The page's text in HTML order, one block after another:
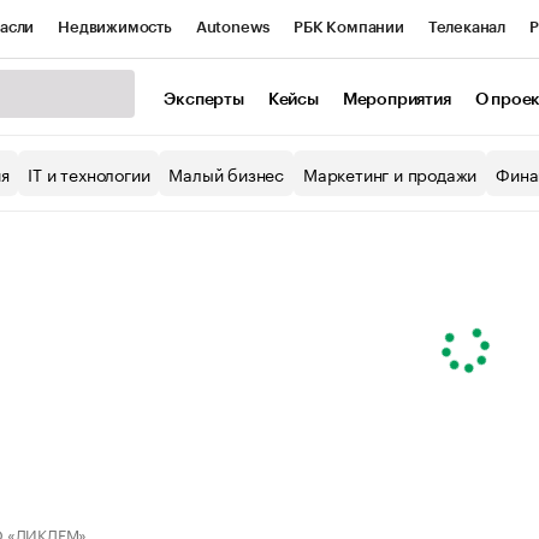
Недвижимость Autonews РБК Компании Телеканал
Экономика Бизнес
Эксперты Кейсы Мероприятия О
IT и технологии Малый бизнес Маркетинг и продажи